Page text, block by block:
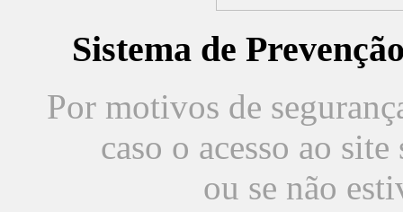
Sistema de
Por motivos de
caso o acesso ao
ou se não